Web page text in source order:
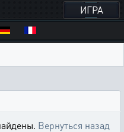
ИГРА
Вернуться назад